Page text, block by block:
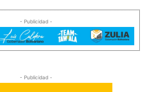
- Publicidad -
- Publicidad -